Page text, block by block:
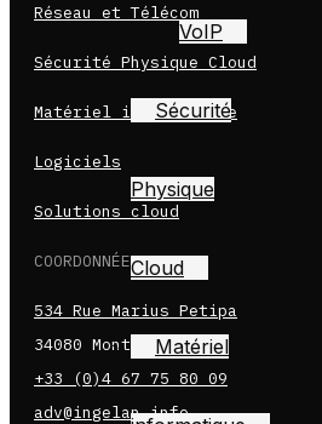
VoIP
Sécurité
Physique
Cloud
Matériel
Réseau et Télécom
Sécurité Physique Cloud
Matériel informatique
Logiciels
Solutions cloud
COORDONNÉES
534 Rue Marius Petipa
34080 Montpellier
+33 (0)4 67 75 80 09
adv@ingelan.info